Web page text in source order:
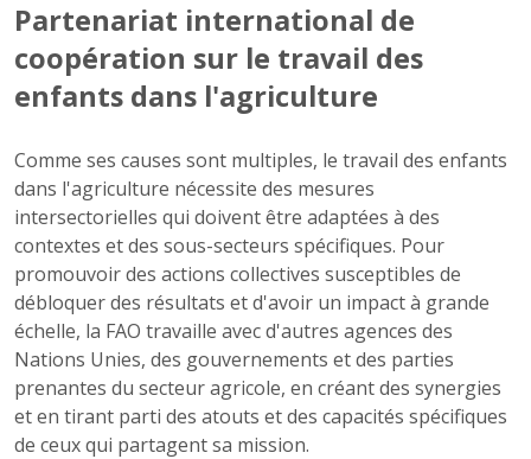
Partenariat international de
coopération sur le travail des
enfants dans l'agriculture
Comme ses causes sont multiples, le travail des enfants
dans l'agriculture nécessite des mesures
intersectorielles qui doivent être adaptées à des
contextes et des sous-secteurs spécifiques. Pour
promouvoir des actions collectives susceptibles de
débloquer des résultats et d'avoir un impact à grande
échelle, la FAO travaille avec d'autres agences des
Nations Unies, des gouvernements et des parties
prenantes du secteur agricole, en créant des synergies
et en tirant parti des atouts et des capacités spécifiques
de ceux qui partagent sa mission.